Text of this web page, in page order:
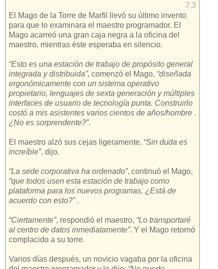
7.3
El Mago de la Torre de Marfil llevó su último invento
para que lo examinara el maestro programador. El
Mago acarreó una gran caja negra a la oficina del
maestro, mientras éste esperaba en silencio.
“Esto es una estación de trabajo de propósito general
integrada y distribuida”, comenzó el Mago, “diseñada
ergonómicamente con un sistema operativo
propietario, lenguajes de sexta generación y múltiples
interfaces de usuario de tecnología punta. Construirlo
costó a mis asistentes varios cientos de años/hombre .
¿No es sorprendente?”.
El maestro alzó sus cejas ligeramente. “Sin duda es
increíble”, dijo.
“La sede corporativa ha ordenado”, continuó el Mago,
“que todos usen esta estación de trabajo como
plataforma para los nuevos programas. ¿Está de
acuerdo con esto?”.
“Ciertamente”, respondió el maestro, “Lo transportaré
al centro de datos inmediatamente”. Y el Mago retornó
complacido a su torre.
Varios días después, un novicio vagaba por la oficina